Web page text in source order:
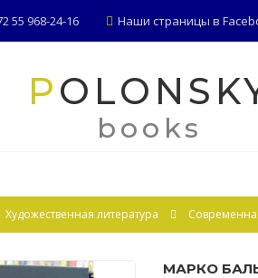
55 968-24-16 Наши страницы в
books
Художественная литература
МАРКО